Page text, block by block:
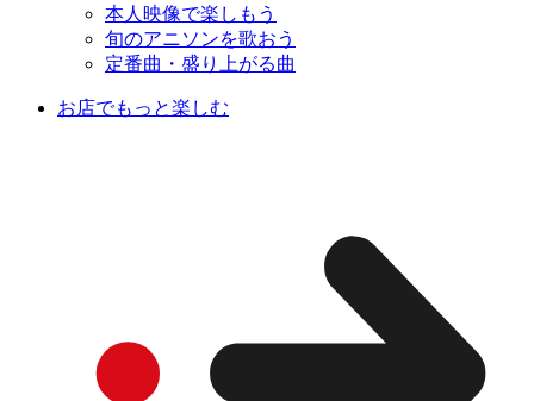
本人映像で楽しもう
旬のアニソンを歌おう
定番曲・盛り上がる曲
お店でもっと楽しむ